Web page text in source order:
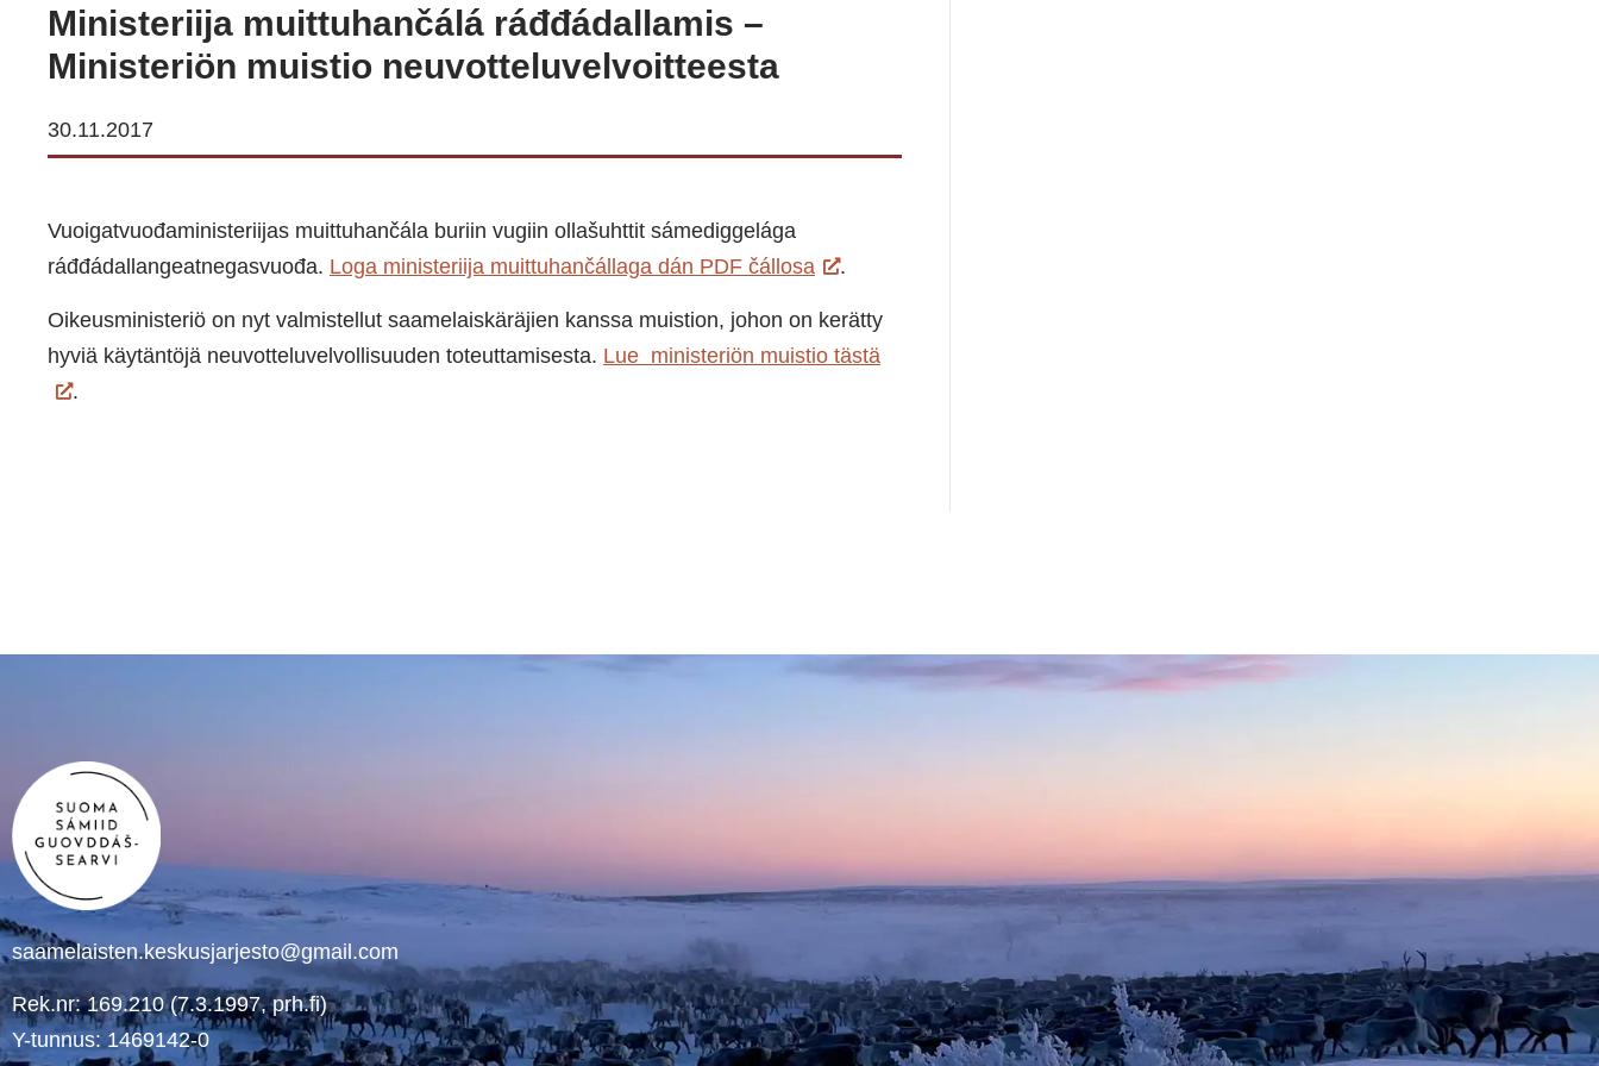
Ministeriija muittuhančálá ráđđádallamis –
Ministeriön muistio neuvotteluvelvoitteesta
30.11.2017
Vuoigatvuođaministeriijas muittuhančála buriin vugiin ollašuhttit sámediggelága
ráđđádallangeatnegasvuođa. Loga ministeriija muittuhančállaga dán PDF čállosa .
Oikeusministeriö on nyt valmistellut saamelaiskäräjien kanssa muistion, johon on kerätty
hyviä käytäntöjä neuvotteluvelvollisuuden toteuttamisesta. Lue ministeriön muistio tästä
.
saamelaisten.keskusjarjesto@gmail.com
Rek.nr: 169.210 (7.3.1997, prh.fi)
Y-tunnus: 1469142-0